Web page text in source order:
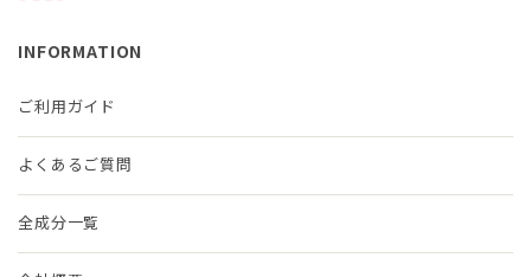
INFORMATION
ご利用ガイド
よくあるご質問
全成分一覧